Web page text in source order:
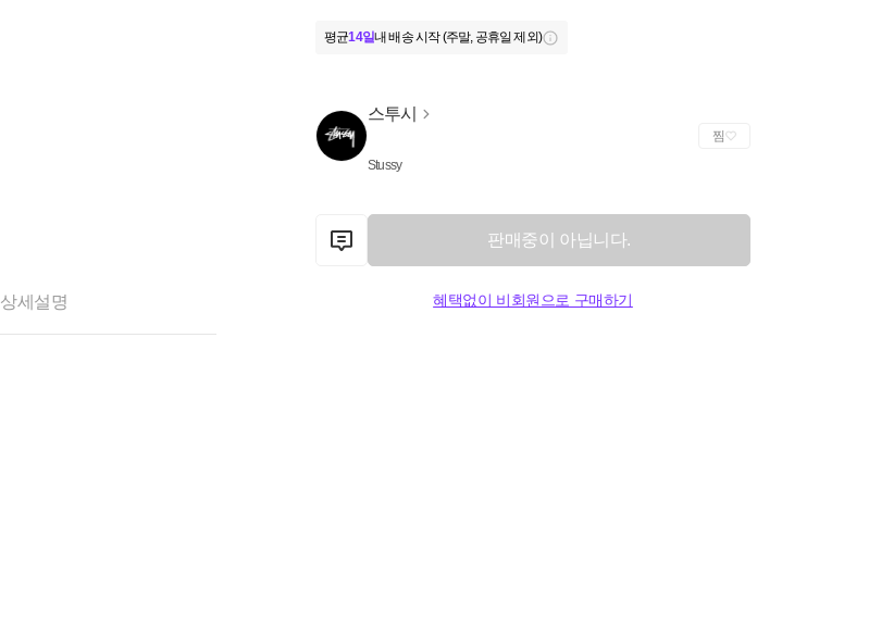
평균14일내 배송 시작 (주말, 공휴일 제외)
스투시
Stussy
찜
판매중이 아닙니다.
혜택없이 비회원으로 구매하기
상세설명